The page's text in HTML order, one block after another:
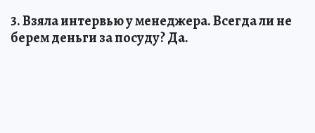
3. Взяла интервью у менеджера. Всегда ли не
берем деньги за посуду? Да.